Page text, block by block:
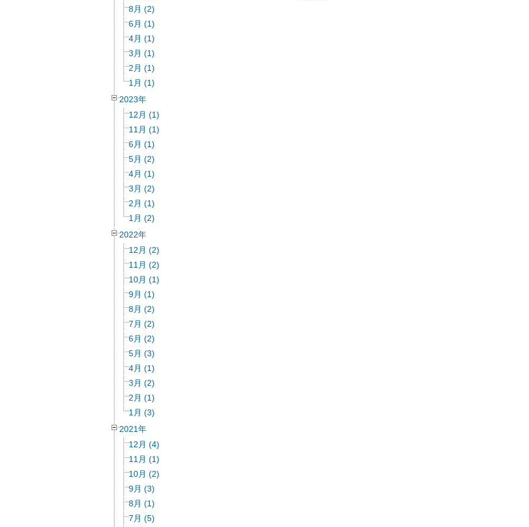
8月 (2)
6月 (1)
4月 (1)
3月 (1)
2月 (1)
1月 (1)
2023年
12月 (1)
11月 (1)
6月 (1)
5月 (2)
4月 (1)
3月 (2)
2月 (1)
1月 (2)
2022年
12月 (2)
11月 (2)
10月 (1)
9月 (1)
8月 (2)
7月 (2)
6月 (2)
5月 (3)
4月 (1)
3月 (2)
2月 (1)
1月 (3)
2021年
12月 (4)
11月 (1)
10月 (2)
9月 (3)
8月 (1)
7月 (5)